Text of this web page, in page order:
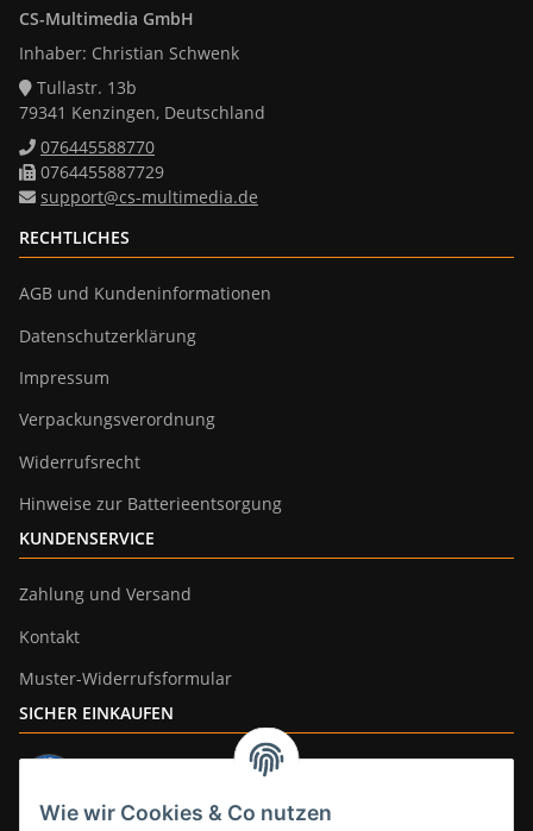
Wie wir Cookies & Co nutzen
CS-Multimedia GmbH
Inhaber: Christian Schwenk
Tullastr. 13b
79341 Kenzingen, Deutschland
076445588770
0764455887729
support@cs-multimedia.de
RECHTLICHES
AGB und Kundeninformationen
Datenschutzerklärung
Impressum
Verpackungsverordnung
Widerrufsrecht
Hinweise zur Batterieentsorgung
KUNDENSERVICE
Zahlung und Versand
Kontakt
Muster-Widerrufsformular
SICHER EINKAUFEN